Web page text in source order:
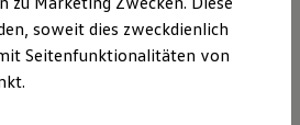
erfahren
soweit dies zweckdienlich
Seitenfunktionalitäten von